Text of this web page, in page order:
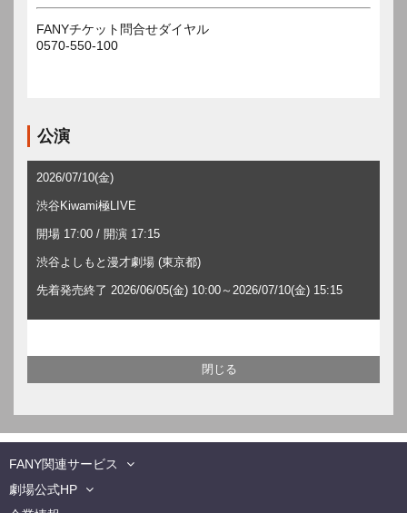
FANYチケット問合せダイヤル
0570-550-100
公演
2026/07/10(金)
渋谷Kiwami極LIVE
開場 17:00 / 開演 17:15
渋谷よしもと漫才劇場 (東京都)
先着発売終了 2026/06/05(金) 10:00～2026/07/10(金) 15:15
FANY関連サービス
劇場公式HP